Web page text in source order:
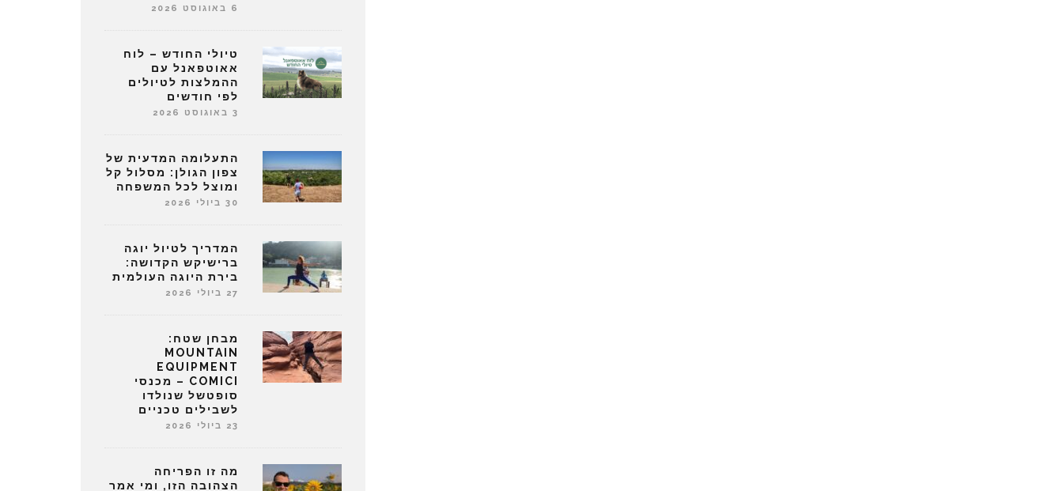
6 באוגוסט 2026
טיולי החודש – לוח
אאוטפאנל עם
ההמלצות לטיולים
לפי חודשים
3 באוגוסט 2026
התעלומה המדעית של
צפון הגולן: מסלול קל
ומוצל לכל המשפחה
30 ביולי 2026
המדריך לטיול יוגה
ברישיקש הקדושה:
בירת היוגה העולמית
27 ביולי 2026
מבחן שטח:
MOUNTAIN
EQUIPMENT
COMICI – מכנסי
סופטשל שנולדו
לשבילים טכניים
23 ביולי 2026
מה זו הפריחה
הצהובה הזו, ומי אמר